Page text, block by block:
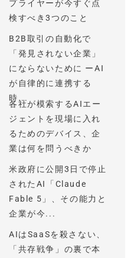
プライヤーが今すぐ点
検すべき3つのこと
B2B取引の自動化で
「発見されない企業」
にならないために ーAI
が自律的に連携する
時...
各社が模索するAIエー
ジェントを現場に入れ
るためのデバイス、企
業は何を問うべきか
米政府に公開3日で停止
されたAI「Claude
Fable 5」、その能力と
企業が今...
AIはSaaSを殺さない、
「共存戦争」の裏で本